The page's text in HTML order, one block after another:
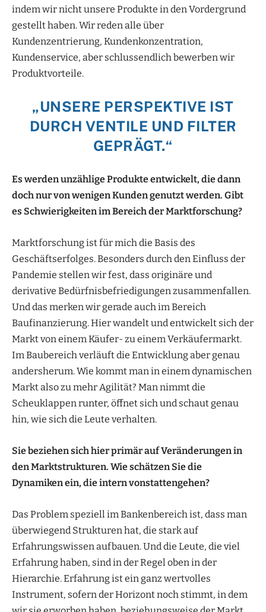
indem wir nicht unsere Produkte in den Vordergrund
gestellt haben. Wir reden alle über
Kundenzentrierung, Kundenkonzentration,
Kundenservice, aber schlussendlich bewerben wir
Produktvorteile.
„UNSERE PERSPEKTIVE IST
DURCH VENTILE UND FILTER
GEPRÄGT.“
Es werden unzählige Produkte entwickelt, die dann
doch nur von wenigen Kunden genutzt werden. Gibt
es Schwierigkeiten im Bereich der Marktforschung?
Marktforschung ist für mich die Basis des
Geschäftserfolges. Besonders durch den Einfluss der
Pandemie stellen wir fest, dass originäre und
derivative Bedürfnisbefriedigungen zusammenfallen.
Und das merken wir gerade auch im Bereich
Baufinanzierung. Hier wandelt und entwickelt sich der
Markt von einem Käufer- zu einem Verkäufermarkt.
Im Baubereich verläuft die Entwicklung aber genau
andersherum. Wie kommt man in einem dynamischen
Markt also zu mehr Agilität? Man nimmt die
Scheuklappen runter, öffnet sich und schaut genau
hin, wie sich die Leute verhalten.
Sie beziehen sich hier primär auf Veränderungen in
den Marktstrukturen. Wie schätzen Sie die
Dynamiken ein, die intern vonstattengehen?
Das Problem speziell im Bankenbereich ist, dass man
überwiegend Strukturen hat, die stark auf
Erfahrungswissen aufbauen. Und die Leute, die viel
Erfahrung haben, sind in der Regel oben in der
Hierarchie. Erfahrung ist ein ganz wertvolles
Instrument, sofern der Horizont noch stimmt, in dem